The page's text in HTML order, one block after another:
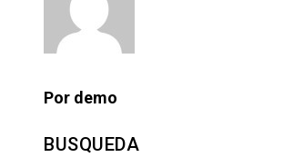
Por demo
BUSQUEDA